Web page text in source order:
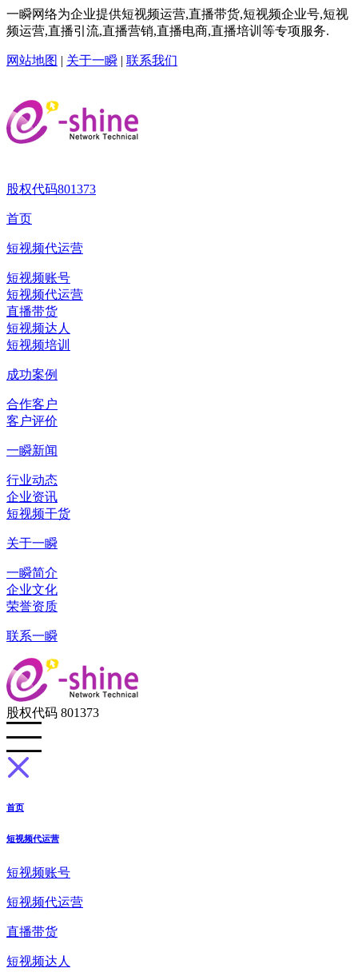
一瞬网络为企业提供短视频运营,直播带货,短视频企业号,短视
频运营,直播引流,直播营销,直播电商,直播培训等专项服务.
网站地图 | 关于一瞬 | 联系我们
股权代码801373
首页
短视频代运营
短视频账号
短视频代运营
直播带货
短视频达人
短视频培训
成功案例
合作客户
客户评价
一瞬新闻
行业动态
企业资讯
短视频干货
关于一瞬
一瞬简介
企业文化
荣誉资质
联系一瞬
股权代码 801373
首页
短视频代运营
短视频账号
短视频代运营
直播带货
短视频达人